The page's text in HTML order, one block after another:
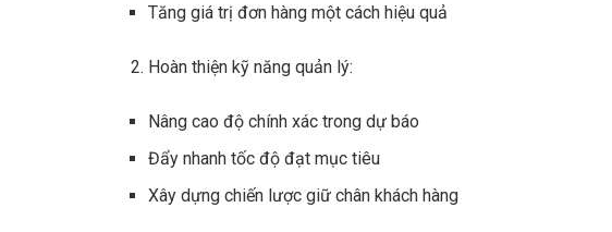
Tăng giá trị đơn hàng một cách hiệu quả
Hoàn thiện kỹ năng quản lý:
Nâng cao độ chính xác trong dự báo
Đẩy nhanh tốc độ đạt mục tiêu
Xây dựng chiến lược giữ chân khách hàng